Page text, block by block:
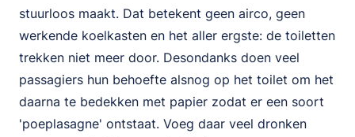
stuurloos maakt. Dat betekent geen airco, geen
werkende koelkasten en het aller ergste: de toiletten
trekken niet meer door. Desondanks doen veel
passagiers hun behoefte alsnog op het toilet om het
daarna te bedekken met papier zodat er een soort
'poeplasagne' ontstaat. Voeg daar veel dronken